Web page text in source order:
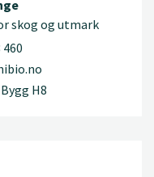
skog og utmark
460
H8